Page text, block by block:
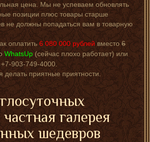
цена. Мы не успеваем обновлять
позиции плюс товары старше
не должны попадаться вам в товарную
оплатить6 080 000 рублейвместо6
WhatsUp (сейчас плохо работает) или
903-749-4000.
делать приятные приятности.
галерея
шедевров